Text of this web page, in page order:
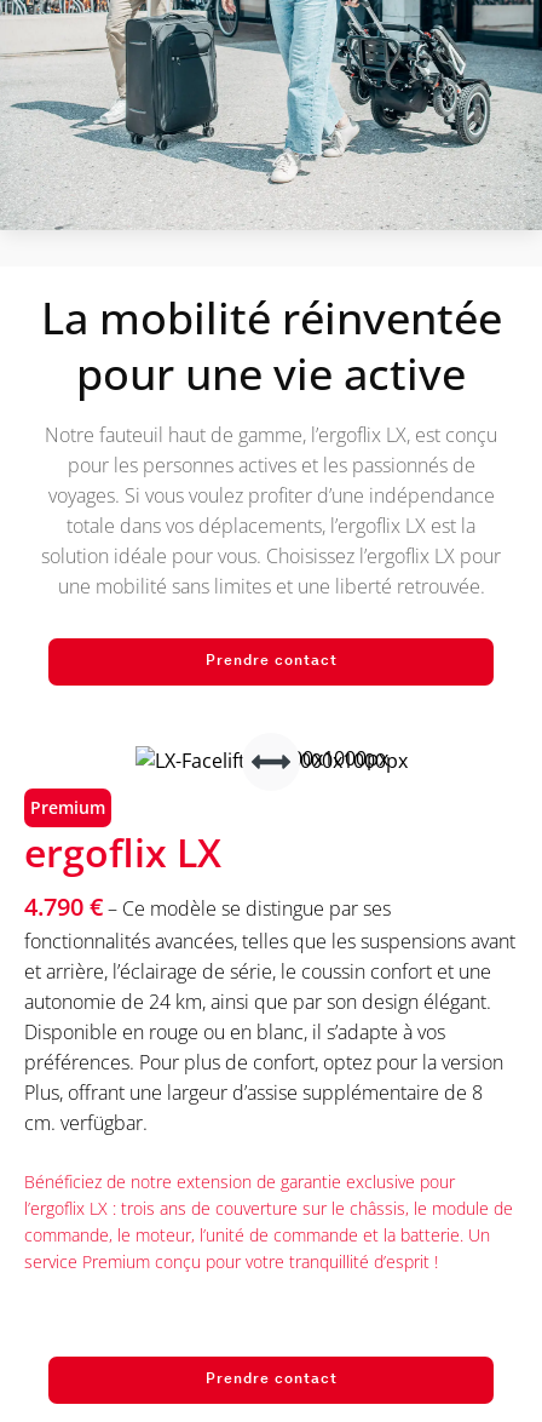
La mobilité réinventée
pour une vie active
Notre fauteuil haut de gamme, l’ergoflix LX, est conçu
pour les personnes actives et les passionnés de
voyages. Si vous voulez profiter d’une indépendance
totale dans vos déplacements, l’ergoflix LX est la
solution idéale pour vous. Choisissez l’ergoflix LX pour
une mobilité sans limites et une liberté retrouvée.
Prendre contact
Premium
ergoflix LX
4.790 €– Ce modèle se distingue par ses
fonctionnalités avancées, telles que les suspensions avant
et arrière, l’éclairage de série, le coussin confort et une
autonomie de 24 km, ainsi que par son design élégant.
Disponible en rouge ou en blanc, il s’adapte à vos
préférences. Pour plus de confort, optez pour la version
Plus, offrant une largeur d’assise supplémentaire de 8
cm. verfügbar.
Bénéficiez de notre extension de garantie exclusive pour
l’ergoflix LX : trois ans de couverture sur le châssis, le module de
commande, le moteur, l’unité de commande et la batterie. Un
service Premium conçu pour votre tranquillité d’esprit !
Prendre contact